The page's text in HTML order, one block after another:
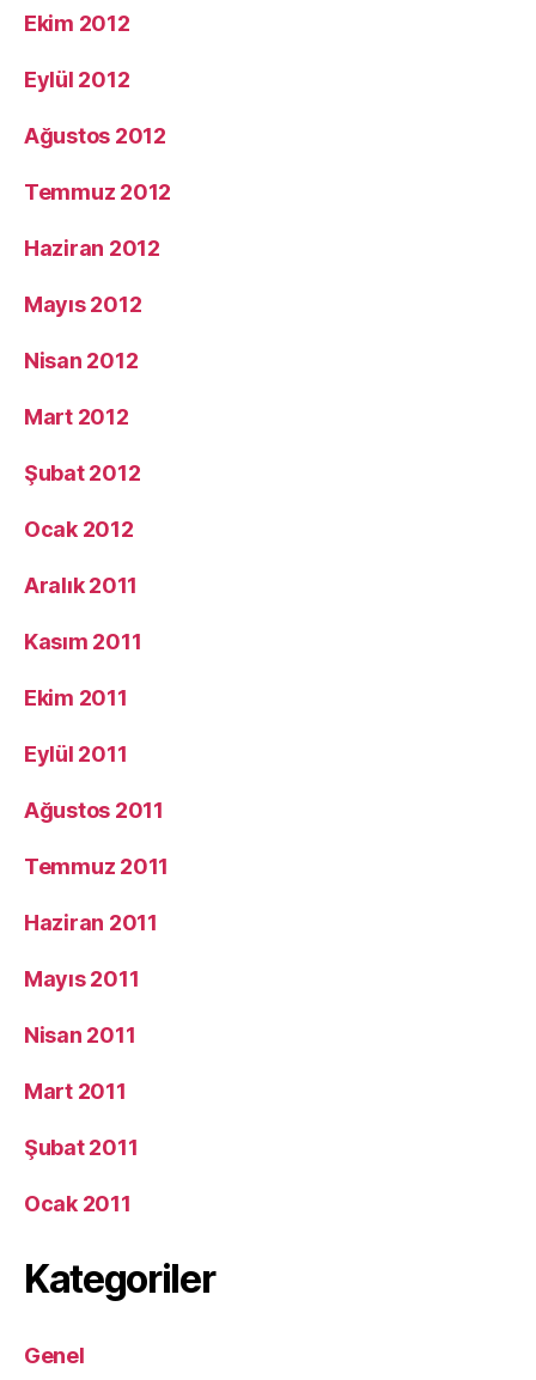
Ekim 2012
Eylül 2012
Ağustos 2012
Temmuz 2012
Haziran 2012
Mayıs 2012
Nisan 2012
Mart 2012
Şubat 2012
Ocak 2012
Aralık 2011
Kasım 2011
Ekim 2011
Eylül 2011
Ağustos 2011
Temmuz 2011
Haziran 2011
Mayıs 2011
Nisan 2011
Mart 2011
Şubat 2011
Ocak 2011
Kategoriler
Genel